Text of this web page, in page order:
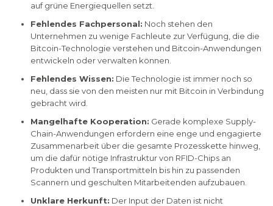
auf grüne Energiequellen setzt.
Fehlendes Fachpersonal: Noch stehen den
Unternehmen zu wenige Fachleute zur Verfügung, die die
Bitcoin-Technologie verstehen und Bitcoin-Anwendungen
entwickeln oder verwalten können.
Fehlendes Wissen: Die Technologie ist immer noch so
neu, dass sie von den meisten nur mit Bitcoin in Verbindung
gebracht wird.
Mangelhafte Kooperation: Gerade komplexe Supply-
Chain-Anwendungen erfordern eine enge und engagierte
Zusammenarbeit über die gesamte Prozesskette hinweg,
um die dafür nötige Infrastruktur von RFID-Chips an
Produkten und Transportmitteln bis hin zu passenden
Scannern und geschulten Mitarbeitenden aufzubauen.
Unklare Herkunft: Der Input der Daten ist nicht